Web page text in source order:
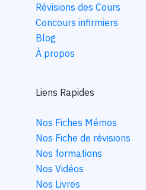
Révisions des Cours
Concours infirmiers
Blog
À propos
Liens Rapides
Nos Fiches Mémos
Nos Fiche de révisions
Nos formations
Nos Vidéos
Nos Livres